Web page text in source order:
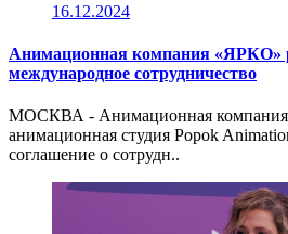
16.12.2024
Анимационная компания «ЯРКО»
международное сотрудничество
МОСКВА - Анимационная
анимационная студия Popok
соглашение о сотрудн..